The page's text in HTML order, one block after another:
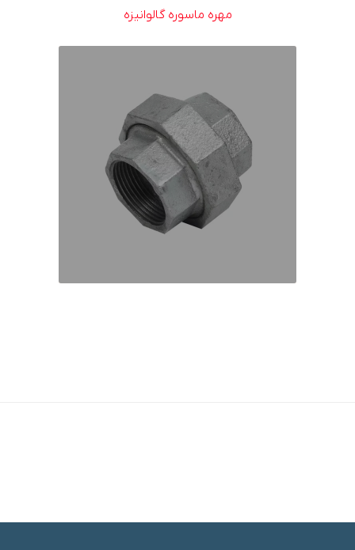
مهره ماسوره گالوانیزه